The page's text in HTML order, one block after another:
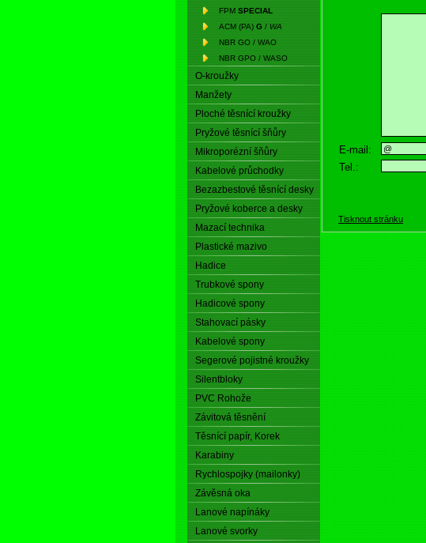
FPM SPECIAL
ACM (PA) G / WA
NBR GO / WAO
NBR GPO / WASO
O-kroužky
Manžety
Ploché těsnící kroužky
Pryžové těsnící šňůry
Mikroporézní šňůry
Kabelové průchodky
Bezazbestové těsnící desky
Pryžové koberce a desky
Mazací technika
Plastické mazivo
Hadice
Trubkové spony
Hadicové spony
Stahovací pásky
Kabelové spony
Segerové pojistné kroužky
Silentbloky
PVC Rohože
Závitová těsnění
Těsnící papír, Korek
Karabiny
Rychlospojky (mailonky)
Závěsná oka
Lanové napínáky
Lanové svorky
E-mail:
Tel.:
Tisknout stránku